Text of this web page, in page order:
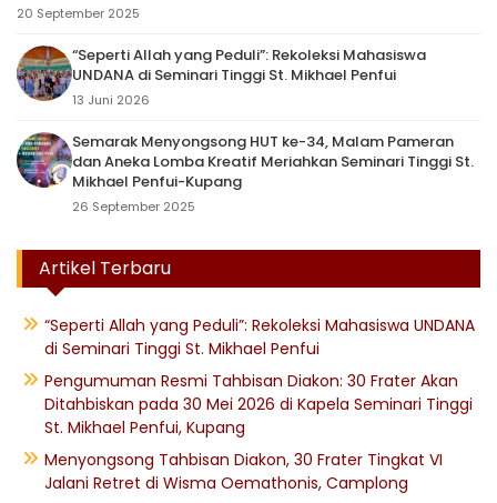
20 September 2025
“Seperti Allah yang Peduli”: Rekoleksi Mahasiswa
UNDANA di Seminari Tinggi St. Mikhael Penfui
13 Juni 2026
Semarak Menyongsong HUT ke-34, Malam Pameran
dan Aneka Lomba Kreatif Meriahkan Seminari Tinggi St.
Mikhael Penfui-Kupang
26 September 2025
Artikel Terbaru
“Seperti Allah yang Peduli”: Rekoleksi Mahasiswa UNDANA
di Seminari Tinggi St. Mikhael Penfui
Pengumuman Resmi Tahbisan Diakon: 30 Frater Akan
Ditahbiskan pada 30 Mei 2026 di Kapela Seminari Tinggi
St. Mikhael Penfui, Kupang
Menyongsong Tahbisan Diakon, 30 Frater Tingkat VI
Jalani Retret di Wisma Oemathonis, Camplong